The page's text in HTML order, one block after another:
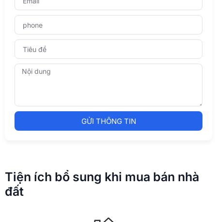
GỬI THÔNG TIN
Tiện ích bổ sung khi mua bán nhà
đất